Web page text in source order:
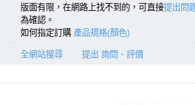
版面有限，在網路上找不到的，可直接提出問
為確認。
如何指定訂購 產品規格(顏色)
全網站搜尋 提出 詢問、評價